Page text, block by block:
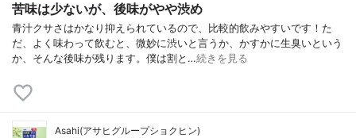
苦味は少ないが、後味がやや渋め
青汁クサさはかなり抑えられているので、比較的飲みやすいです！た
だ、よく味わって飲むと、微妙に渋いと言うか、かすかに生臭いという
か、そんな後味が残ります。僕は割と…続きを見る
Asahi(アサヒグループショクヒン)